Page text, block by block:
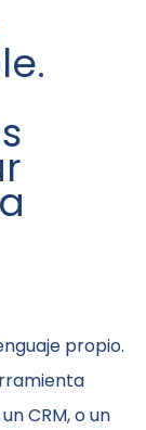
propio.
CRM, o un